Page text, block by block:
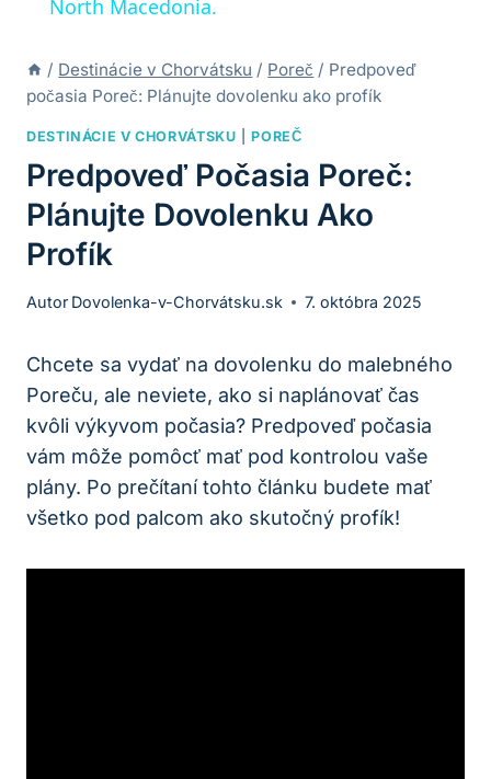
North Macedonia.
/ Destinácie v Chorvátsku / Poreč / Predpoveď
počasia Poreč: Plánujte dovolenku ako profík
DESTINÁCIE V CHORVÁTSKU |POREČ
Predpoveď Počasia Poreč:
Plánujte Dovolenku Ako
Profík
Autor Dovolenka-v-Chorvátsku.sk 7. októbra 2025
Chcete sa vydať⁤ na dovolenku do malebného
Poreču, ale neviete, ako ⁣si naplánovať čas
‌kvôli výkyvom počasia?⁤ Predpoveď počasia
vám‌ môže pomôcť mať ⁤pod kontrolou‍ vaše
plány. Po​ prečítaní tohto⁤ článku budete mať
všetko pod palcom ako skutočný​ profík!